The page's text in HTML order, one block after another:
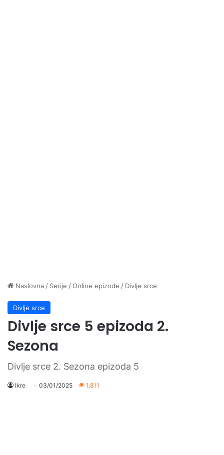
Naslovna / Serije /Online epizode / Divlje srce
Divlje srce
Divlje srce 5 epizoda 2.
Sezona
Divlje srce 2. Sezona epizoda 5
Ikre 03/01/2025 1,811